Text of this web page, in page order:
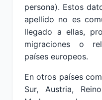
persona). Estos
apellido no es
llegado a ellas,
migraciones o
países europeos.
En otros países
Sur, Austria,